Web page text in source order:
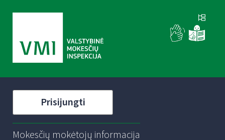
Prisijungti
Mokesčių mokėtojų informacija